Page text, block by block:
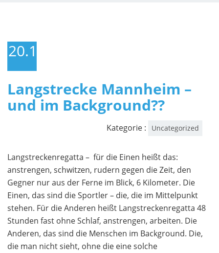
20.11.2010
Langstrecke Mannheim –
und im Background??
Kategorie : Uncategorized
Langstreckenregatta –  für die Einen heißt das:
anstrengen, schwitzen, rudern gegen die Zeit, den
Gegner nur aus der Ferne im Blick, 6 Kilometer. Die
Einen, das sind die Sportler – die, die im Mittelpunkt
stehen. Für die Anderen heißt Langstreckenregatta 48
Stunden fast ohne Schlaf, anstrengen, arbeiten. Die
Anderen, das sind die Menschen im Background. Die,
die man nicht sieht, ohne die eine solche